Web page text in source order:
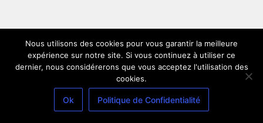
Nous utilisons des cookies pour vous garantir la meilleure
expérience sur notre site. Si vous continuez à utiliser ce
dernier, nous considérerons que vous acceptez l'utilisation des
cookies.
Ok Politique de Confidentialité